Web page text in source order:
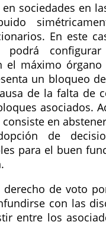
en sociedades en
En este
podrá
el máximo órgano
un bloqueo
de la falta de
asociados.
en
de
para el buen
derecho de voto
con las
entre los